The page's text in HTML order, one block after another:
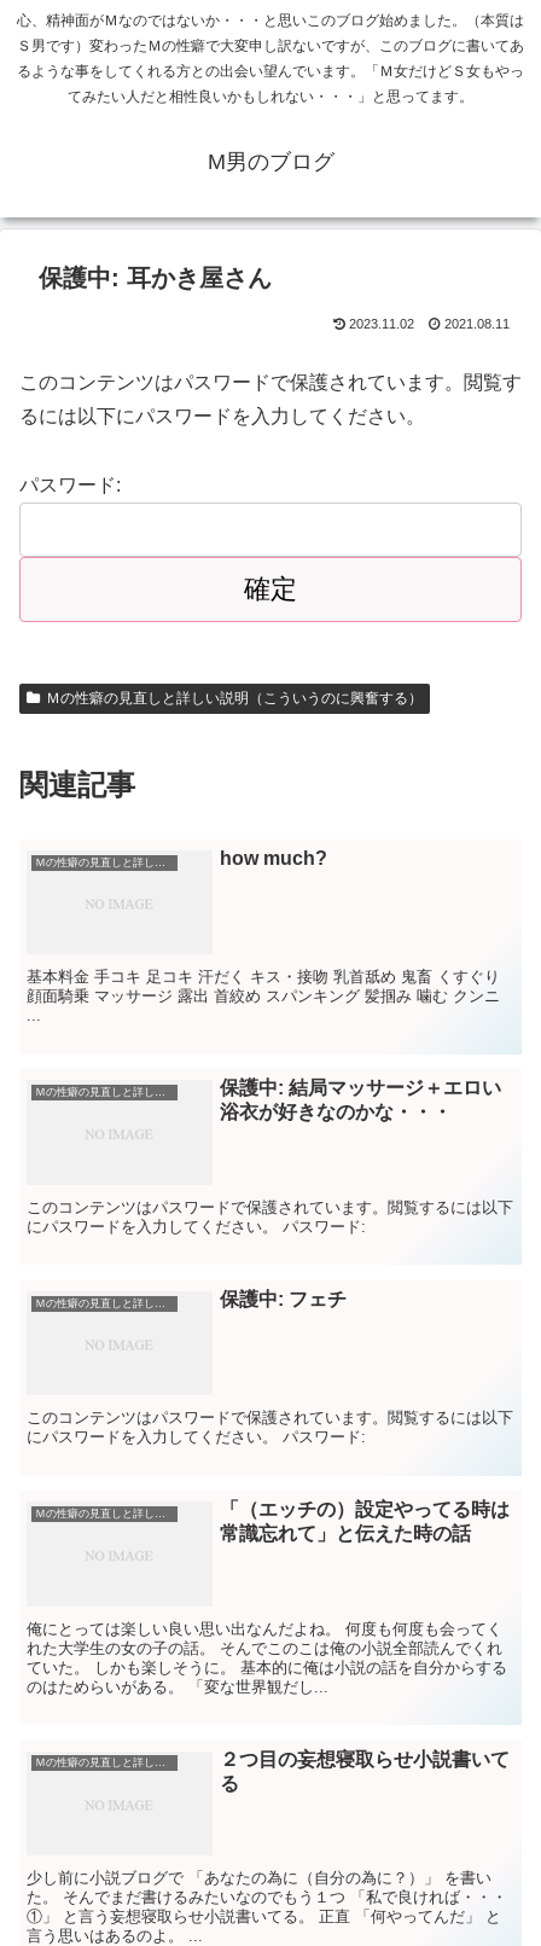
心、精神面がＭなのではないか・・・と思いこのブログ始めました。（本質は
Ｓ男です）変わったＭの性癖で大変申し訳ないですが、このブログに書いてあ
るような事をしてくれる方との出会い望んでいます。「Ｍ女だけどＳ女もやっ
てみたい人だと相性良いかもしれない・・・」と思ってます。
M男のブログ
保護中: 耳かき屋さん
2023.11.02 2021.08.11
このコンテンツはパスワードで保護されています。閲覧す
るには以下にパスワードを入力してください。
パスワード:
Ｍの性癖の見直しと詳しい説明（こういうのに興奮する）
関連記事
how much?
基本料金 手コキ 足コキ 汗だく キス・接吻 乳首舐め 鬼畜 くすぐり
顔面騎乗 マッサージ 露出 首絞め スパンキング 髪掴み 噛む クンニ
...
Ｍの性癖の見直しと詳しい説明（こういうのに興奮する）
保護中: 結局マッサージ＋エロい
浴衣が好きなのかな・・・
このコンテンツはパスワードで保護されています。閲覧するには以下
にパスワードを入力してください。 パスワード:
保護中: フェチ
このコンテンツはパスワードで保護されています。閲覧するには以下
にパスワードを入力してください。 パスワード:
Ｍの性癖の見直しと詳しい説明（こういうのに興奮する）
「（エッチの）設定やってる時は
常識忘れて」と伝えた時の話
俺にとっては楽しい良い思い出なんだよね。 何度も何度も会ってく
れた大学生の女の子の話。 そんでこのこは俺の小説全部読んでくれ
ていた。 しかも楽しそうに。 基本的に俺は小説の話を自分からする
のはためらいがある。 「変な世界観だし...
Ｍの性癖の見直しと詳しい説明（こういうのに興奮する）
２つ目の妄想寝取らせ小説書いて
る
少し前に小説ブログで 「あなたの為に（自分の為に？）」 を書い
た。 そんでまだ書けるみたいなのでもう１つ 「私で良ければ・・・
①」 と言う妄想寝取らせ小説書いてる。 正直 「何やってんだ」 と
言う思いはあるのよ。 ...